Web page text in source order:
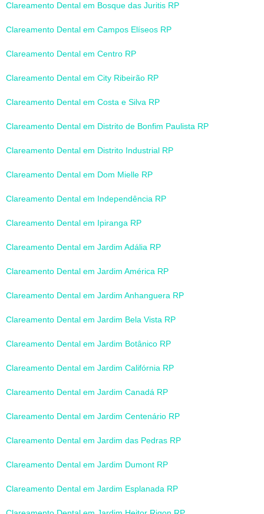
Clareamento Dental em Bosque das Juritis RP
Clareamento Dental em Campos Elíseos RP
Clareamento Dental em Centro RP
Clareamento Dental em City Ribeirão RP
Clareamento Dental em Costa e Silva RP
Clareamento Dental em Distrito de Bonfim Paulista RP
Clareamento Dental em Distrito Industrial RP
Clareamento Dental em Dom Mielle RP
Clareamento Dental em Independência RP
Clareamento Dental em Ipiranga RP
Clareamento Dental em Jardim Adália RP
Clareamento Dental em Jardim América RP
Clareamento Dental em Jardim Anhanguera RP
Clareamento Dental em Jardim Bela Vista RP
Clareamento Dental em Jardim Botânico RP
Clareamento Dental em Jardim Califórnia RP
Clareamento Dental em Jardim Canadá RP
Clareamento Dental em Jardim Centenário RP
Clareamento Dental em Jardim das Pedras RP
Clareamento Dental em Jardim Dumont RP
Clareamento Dental em Jardim Esplanada RP